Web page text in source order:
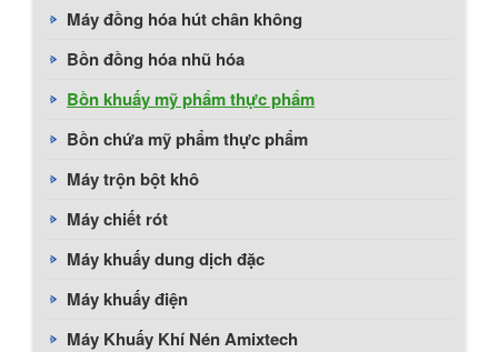
Máy đồng hóa hút chân không
Bồn đồng hóa nhũ hóa
Bồn khuấy mỹ phẩm thực phẩm
Bồn chứa mỹ phẩm thực phẩm
Máy trộn bột khô
Máy chiết rót
Máy khuấy dung dịch đặc
Máy khuấy điện
Máy Khuấy Khí Nén Amixtech